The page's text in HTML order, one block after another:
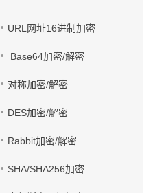
URL网址16进制加密
Base64加密/解密
对称加密/解密
DES加密/解密
Rabbit加密/解密
SHA/SHA256加密